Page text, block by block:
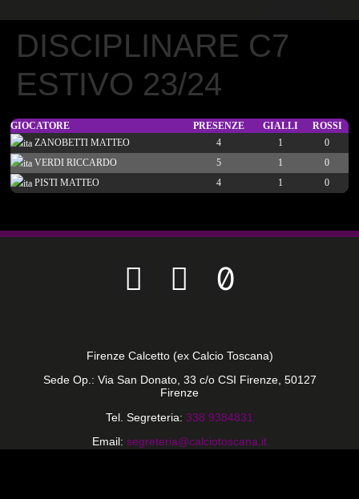
DISCIPLINARE C7
ESTIVO 23/24
GIOCATORE PRESENZE GIALLI
ROSSI
ZANOBETTI MATTEO
4 1
0
VERDI RICCARDO
5 1
0
PISTI MATTEO
4 1 0
Firenze Calcetto (ex Calcio Toscana)
Sede Op.: Via San Donato, 33 c/o CSI Firenze, 50127
Firenze
Tel. Segreteria: 338 9384831
Email: segreteria@calciotoscana.it